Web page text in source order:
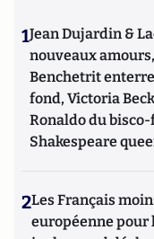
1Jean Dujardin &
nouveaux
Benchetrit
fond, Victoria
Ronaldo du
Shakespeare
2Les Français
européenne pour